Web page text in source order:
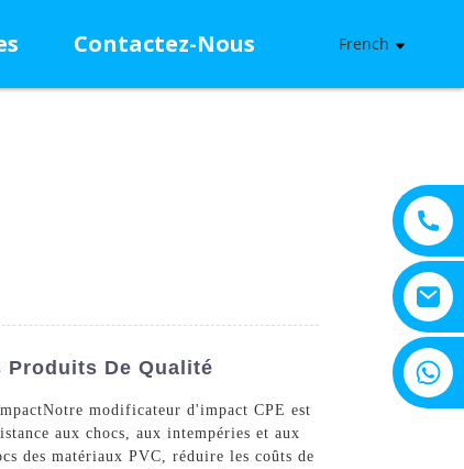
Contactez-Nous French
Produits De Qualité
Notre modificateur d'impact CPE est
aux chocs, aux intempéries et aux
des matériaux PVC, réduire les coûts de